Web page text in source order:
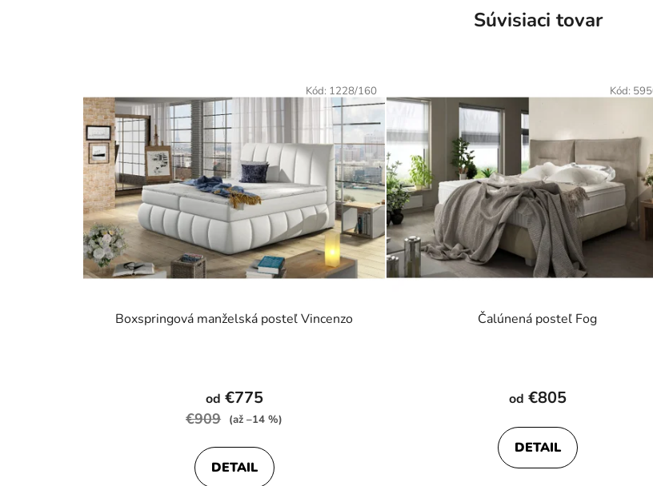
Súvisiaci tovar
Boxspringová manželská posteľ Vincenzo
hodnotenie
produktu
z
od €775
€909 (až –14 %)
DETAIL
Kód: 1228/160
Čalúnená posteľ Fog
hodnotenie
je
4,0
od €805
DETAIL
Kód: